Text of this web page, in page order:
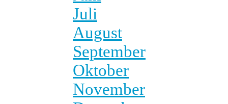
Juli
August
September
Oktober
November